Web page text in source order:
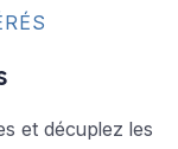
et décuplez les